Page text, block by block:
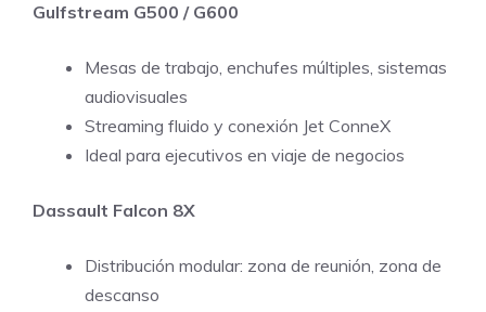
Gulfstream G500 / G600
Mesas de trabajo, enchufes múltiples, sistemas
audiovisuales
Streaming fluido y conexión Jet ConneX
Ideal para ejecutivos en viaje de negocios
Dassault Falcon 8X
Distribución modular: zona de reunión, zona de
descanso